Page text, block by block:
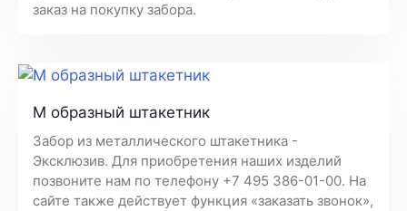
заказ на покупку забора.
М образный штакетник
Забор из металлического штакетника -
Эксклюзив. Для приобретения наших изделий
позвоните нам по телефону +7 495 386-01-00. На
сайте также действует функция «заказать звонок»,